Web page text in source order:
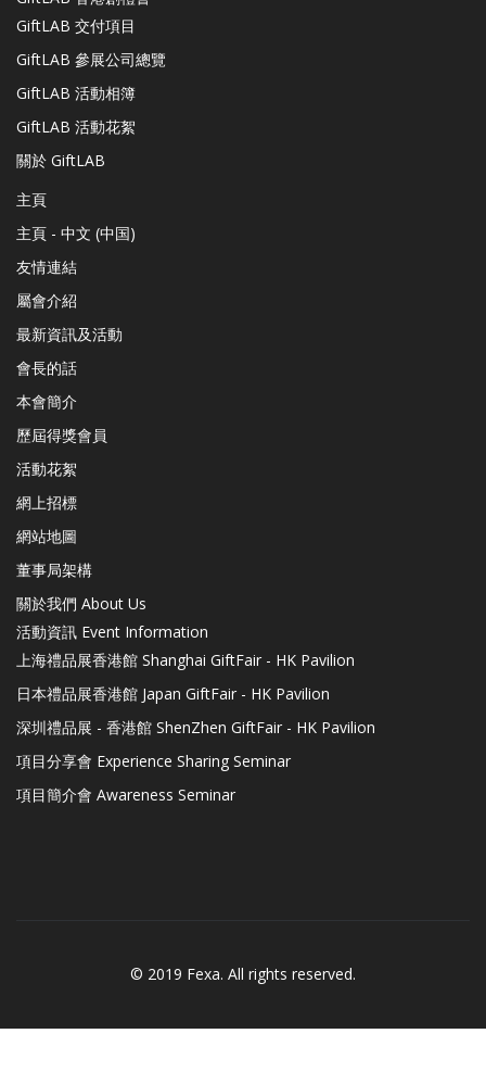
GiftLAB 交付項目
GiftLAB 參展公司總覽
GiftLAB 活動相簿
GiftLAB 活動花絮
關於 GiftLAB
主頁
主頁 - 中文 (中国)
友情連結
屬會介紹
最新資訊及活動
會長的話
本會簡介
歷屆得獎會員
活動花絮
網上招標
網站地圖
董事局架構
關於我們 About Us
活動資訊 Event Information
上海禮品展香港館 Shanghai GiftFair - HK Pavilion
日本禮品展香港館 Japan GiftFair - HK Pavilion
深圳禮品展 - 香港館 ShenZhen GiftFair - HK Pavilion
項目分享會 Experience Sharing Seminar
項目簡介會 Awareness Seminar
© 2019 Fexa. All rights reserved.